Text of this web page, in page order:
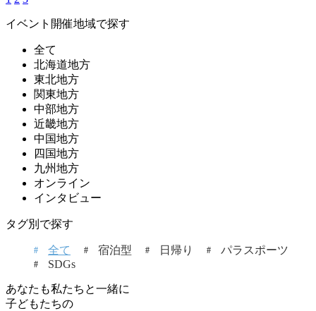
イベント開催地域で探す
全て
北海道地方
東北地方
関東地方
中部地方
近畿地方
中国地方
四国地方
九州地方
オンライン
インタビュー
タグ別で探す
全て 宿泊型 日帰り
パラスポーツ
SDGs
あなたも私たちと一緒に
子どもたちの